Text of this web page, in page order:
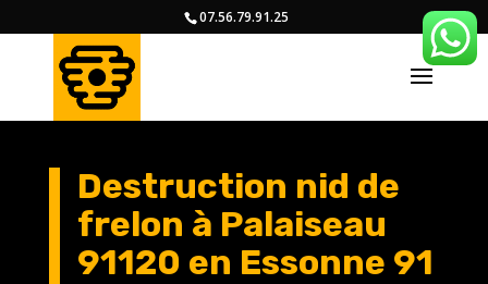
07.56.79.91.25
Destruction nid de
frelon à Palaiseau
91120 en Essonne 91